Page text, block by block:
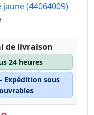
(44064009)
de livraison
24 heures
Expédition sous